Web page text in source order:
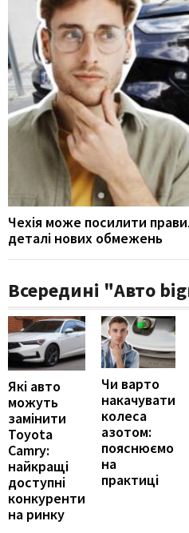
Чехія може посилити
деталі нових обмежень
Всередині "Авто
Які авто
можуть
замінити
Toyota
Camry:
найкращі
доступні
конкуренти
на ринку
Чи варто
накачувати
колеса
азотом:
пояснюємо
на
практиці